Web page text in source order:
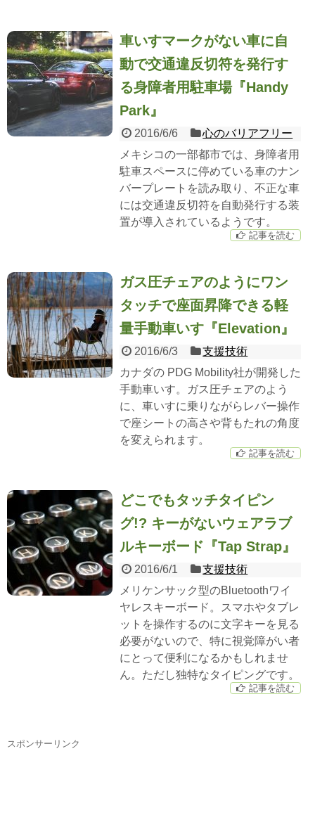
車いすマークがない車に自
動で交通違反切符を発行す
る身障者用駐車場『Handy
Park』
2016/6/6
心のバリアフリー
メキシコの一部都市では、身障者用
駐車スペースに停めている車のナン
バープレートを読み取り、不正な車
には交通違反切符を自動発行する装
置が導入されているようです。
記事を読む
ガス圧チェアのようにワン
タッチで座面昇降できる軽
量手動車いす『Elevation』
2016/6/3
支援技術
カナダの PDG Mobility社が開発した
手動車いす。ガス圧チェアのよう
に、車いすに乗りながらレバー操作
で座シートの高さや背もたれの角度
を変えられます。
記事を読む
どこでもタッチタイピン
グ!? キーがないウェアラブ
ルキーボード『Tap Strap』
2016/6/1
支援技術
メリケンサック型のBluetoothワイ
ヤレスキーボード。スマホやタブレ
ットを操作するのに文字キーを見る
必要がないので、特に視覚障がい者
にとって便利になるかもしれませ
ん。ただし独特なタイピングです。
記事を読む
スポンサーリンク